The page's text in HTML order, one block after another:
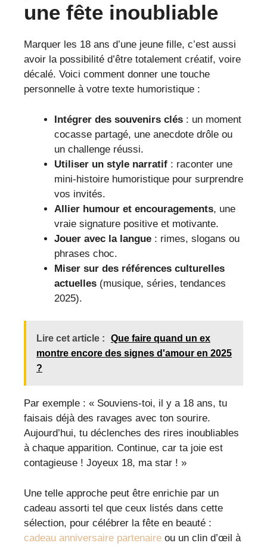
une fête inoubliable
Marquer les 18 ans d’une jeune fille, c’est aussi
avoir la possibilité d’être totalement créatif, voire
décalé. Voici comment donner une touche
personnelle à votre texte humoristique :
Intégrer des souvenirs clés : un moment
cocasse partagé, une anecdote drôle ou
un challenge réussi.
Utiliser un style narratif : raconter une
mini-histoire humoristique pour surprendre
vos invités.
Allier humour et encouragements, une
vraie signature positive et motivante.
Jouer avec la langue : rimes, slogans ou
phrases choc.
Miser sur des références culturelles
actuelles (musique, séries, tendances
2025).
Lire cet article :
Que faire quand un ex
montre encore des signes d'amour en 2025
?
Par exemple : « Souviens-toi, il y a 18 ans, tu
faisais déjà des ravages avec ton sourire.
Aujourd’hui, tu déclenches des rires inoubliables
à chaque apparition. Continue, car ta joie est
contagieuse ! Joyeux 18, ma star ! »
Une telle approche peut être enrichie par un
cadeau assorti tel que ceux listés dans cette
sélection, pour célébrer la fête en beauté :
cadeau anniversaire partenaire ou un clin d’œil à